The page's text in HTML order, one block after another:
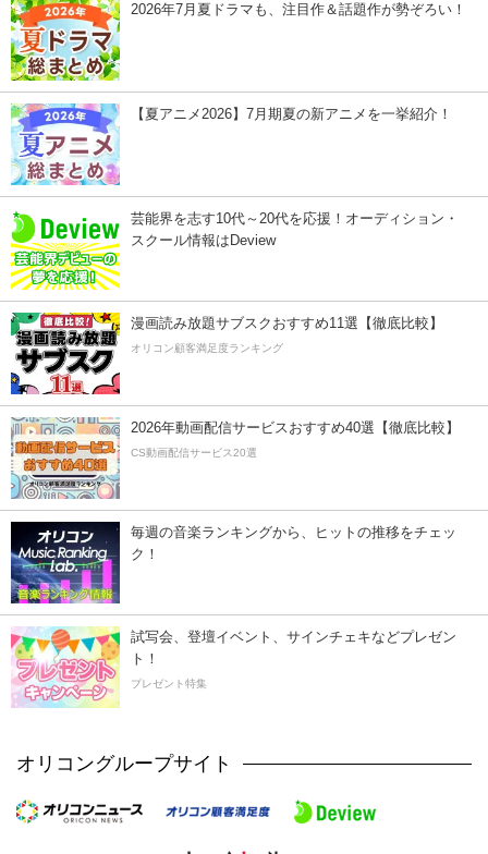
2026年7月夏ドラマも、注目作＆話題作が勢ぞろい！
【夏アニメ2026】7月期夏の新アニメを一挙紹介！
芸能界を志す10代～20代を応援！オーディション・
スクール情報はDeview
漫画読み放題サブスクおすすめ11選【徹底比較】
オリコン顧客満足度ランキング
2026年動画配信サービスおすすめ40選【徹底比較】
CS動画配信サービス20選
毎週の音楽ランキングから、ヒットの推移をチェッ
ク！
試写会、登壇イベント、サインチェキなどプレゼン
ト！
プレゼント特集
オリコングループサイト